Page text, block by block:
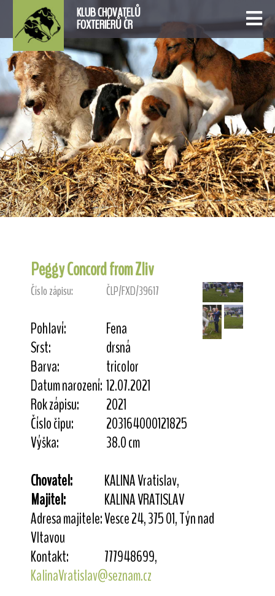
KLUB CHOVATELŮ
FOXTERIÉRŮ ČR
Peggy Concord from Zliv
Číslo zápisu: ČLP/FXD/39617
Pohlaví:
Fena
Srst:
drsná
Barva:
tricolor
Datum narození: 12.07.2021
Rok zápisu:
2021
Číslo čipu:
203164000121825
Výška:
38.0 cm
Chovatel:
KALINA Vratislav,
Majitel:
KALINA VRATISLAV
Adresa majitele:Vesce 24, 375 01, Týn nad
Vltavou
Kontakt:
777948699,
KalinaVratislav@seznam.cz